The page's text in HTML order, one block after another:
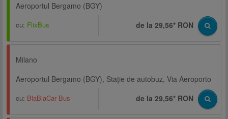
Aeroportul Bergamo (BGY)
cu: FlixBus de la 29,56* RON
Milano
Aeroportul Bergamo (BGY), Staţie de autobuz, Via Aeroporto
cu: BlaBlaCar Bus de la 29,56* RON